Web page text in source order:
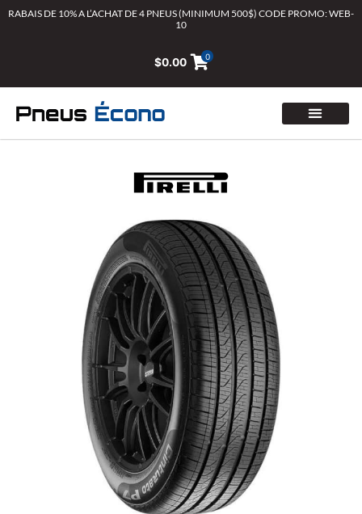
AllerRABAIS DE 10% A L’ACHAT DE 4 PNEUS (MINIMUM 500$) CODE PROMO: WEB-
10
$0.00 0